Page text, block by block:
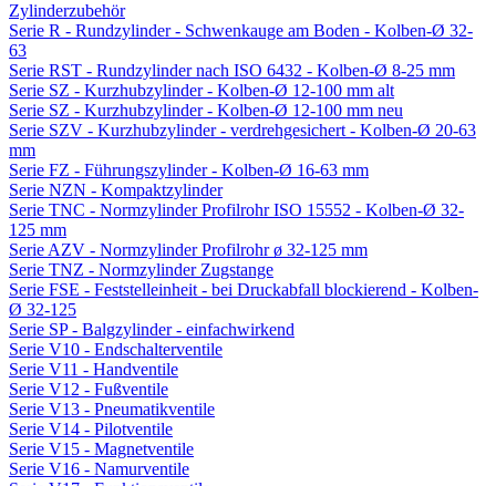
Zylinderzubehör
Serie R - Rundzylinder - Schwenkauge am Boden - Kolben-Ø 32-
63
Serie RST - Rundzylinder nach ISO 6432 - Kolben-Ø 8-25 mm
Serie SZ - Kurzhubzylinder - Kolben-Ø 12-100 mm alt
Serie SZ - Kurzhubzylinder - Kolben-Ø 12-100 mm neu
Serie SZV - Kurzhubzylinder - verdrehgesichert - Kolben-Ø 20-63
mm
Serie FZ - Führungszylinder - Kolben-Ø 16-63 mm
Serie NZN - Kompaktzylinder
Serie TNC - Normzylinder Profilrohr ISO 15552 - Kolben-Ø 32-
125 mm
Serie AZV - Normzylinder Profilrohr ø 32-125 mm
Serie TNZ - Normzylinder Zugstange
Serie FSE - Feststelleinheit - bei Druckabfall blockierend - Kolben-
Ø 32-125
Serie SP - Balgzylinder - einfachwirkend
Serie V10 - Endschalterventile
Serie V11 - Handventile
Serie V12 - Fußventile
Serie V13 - Pneumatikventile
Serie V14 - Pilotventile
Serie V15 - Magnetventile
Serie V16 - Namurventile